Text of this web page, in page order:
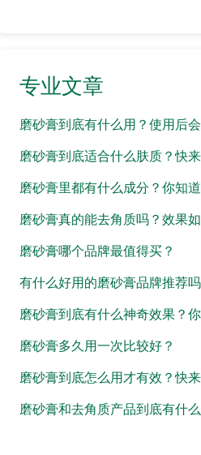
专业文章
磨砂膏到底有什么用？使用后
磨砂膏到底适合什么肤质？快
磨砂膏里都有什么成分？你知
磨砂膏真的能去角质吗？效果
磨砂膏哪个品牌最值得买？
有什么好用的磨砂膏品牌推荐
磨砂膏到底有什么神奇效果？
磨砂膏多久用一次比较好？
磨砂膏到底怎么用才有效？快来
磨砂膏和去角质产品到底有什